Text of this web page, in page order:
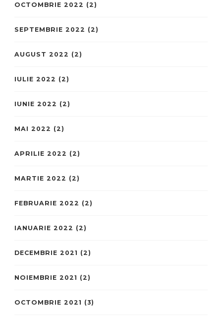
OCTOMBRIE 2022 (2)
SEPTEMBRIE 2022 (2)
AUGUST 2022 (2)
IULIE 2022 (2)
IUNIE 2022 (2)
MAI 2022 (2)
APRILIE 2022 (2)
MARTIE 2022 (2)
FEBRUARIE 2022 (2)
IANUARIE 2022 (2)
DECEMBRIE 2021 (2)
NOIEMBRIE 2021 (2)
OCTOMBRIE 2021 (3)